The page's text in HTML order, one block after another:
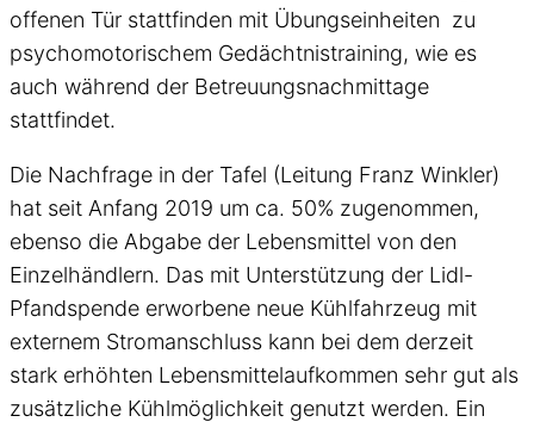
offenen Tür stattfinden mit Übungseinheiten zu
psychomotorischem Gedächtnistraining, wie es
auch während der Betreuungsnachmittage
stattfindet.
Die Nachfrage in der Tafel (Leitung Franz Winkler)
hat seit Anfang 2019 um ca. 50% zugenommen,
ebenso die Abgabe der Lebensmittel von den
Einzelhändlern. Das mit Unterstützung der Lidl-
Pfandspende erworbene neue Kühlfahrzeug mit
externem Stromanschluss kann bei dem derzeit
stark erhöhten Lebensmittelaufkommen sehr gut als
zusätzliche Kühlmöglichkeit genutzt werden. Ein